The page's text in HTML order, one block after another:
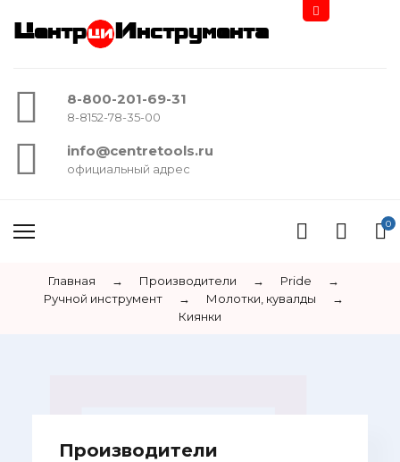
Центр Инструмента
8-800-201-69-31
8-8152-78-35-00
info@centretools.ru
официальный адрес
0
Главная → Производители → Pride
→
Ручной инструмент
→ Молотки, кувалды
→
Киянки
Производители